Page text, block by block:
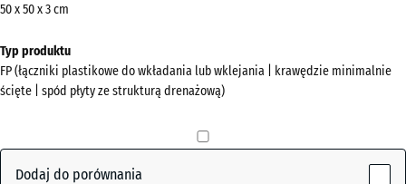
o
Pokaż
paletę
Trawertyn(active)
50 x 50 x 3 cm
do
wysyłki
500
Typ produktu
FP (łączniki plastikowe do wkładania lub wklejania | krawędzie minimalnie
ścięte | spód płyty ze strukturą drenażową)
Dodaj do porównania